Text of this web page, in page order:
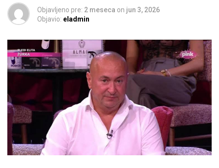
Objavljeno pre: 2 meseca on jun 3, 2026
Objavio: eladmin